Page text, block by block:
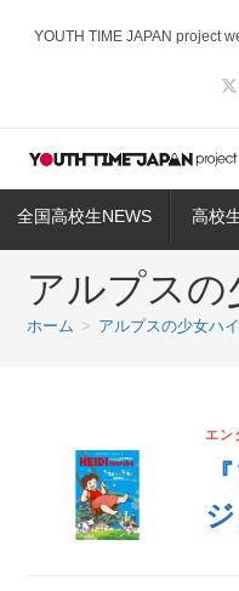
ス
ッ
YOUTH TIME JAPAN project
全国高校生NEWS 高校
アルプスの
ホーム > アルプスの少女ハ
エン